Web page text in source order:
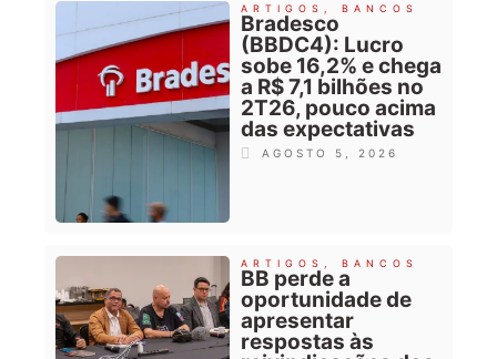
ARTIGOS , BANCOS
Bradesco
(BBDC4): Lucro
sobe 16,2% e chega
a R$ 7,1 bilhões no
2T26, pouco acima
das expectativas
AGOSTO 5, 2026
ARTIGOS , BANCOS
BB perde a
oportunidade de
apresentar
respostas às